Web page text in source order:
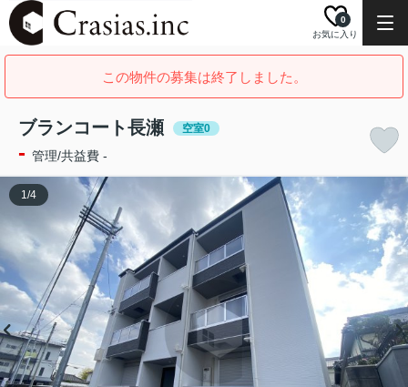
お気に入り
0
この物件の募集は終了しました。
ブランコート長瀬 空室0
- 管理/共益費 -
1/4